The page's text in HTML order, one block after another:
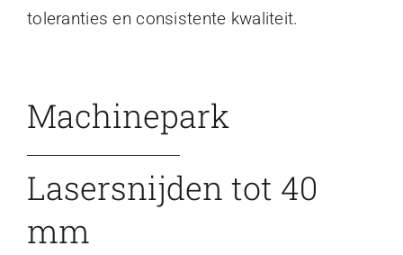
toleranties en consistente kwaliteit.
Machinepark
Lasersnijden tot 40
mm